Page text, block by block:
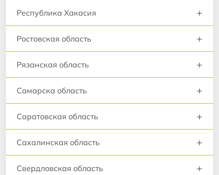
Республика Хакасия +
Ростовская область +
Рязанская область +
Самарска область +
Саратовская область +
Сахалинская область +
Свердловская область +